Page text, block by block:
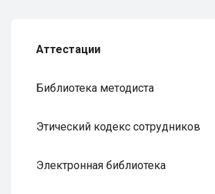
Аттестации
Библиотека методиста
Этический кодекс сотрудников
Электронная библиотека